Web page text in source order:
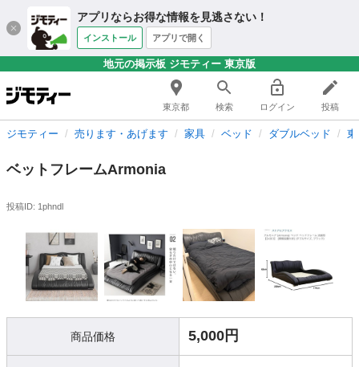
アプリならお得な情報を見逃さない！
インストール アプリで開く
地元の掲示板 ジモティー 東京版
東京都 検索 ログイン 投稿
ジモティー 売ります・あげます 家具 ベッド ダブルベッド
ベットフレームArmonia
投稿ID: 1phndl
商品価格 5,000円